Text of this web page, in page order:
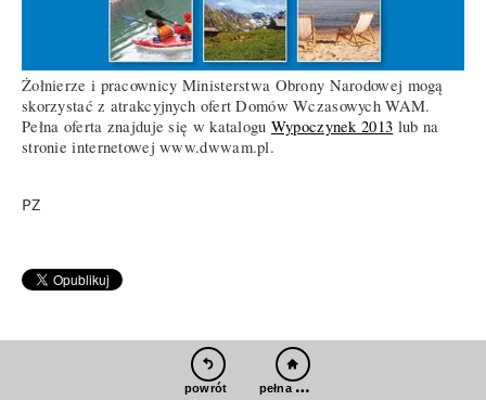
Żołnierze i pracownicy Ministerstwa Obrony Narodowej mogą
skorzystać z atrakcyjnych ofert Domów Wczasowych WAM.
Pełna oferta znajduje się w katalogu Wypoczynek 2013 lub na
stronie internetowej www.dwwam.pl.
PZ
powrót pełna wersja